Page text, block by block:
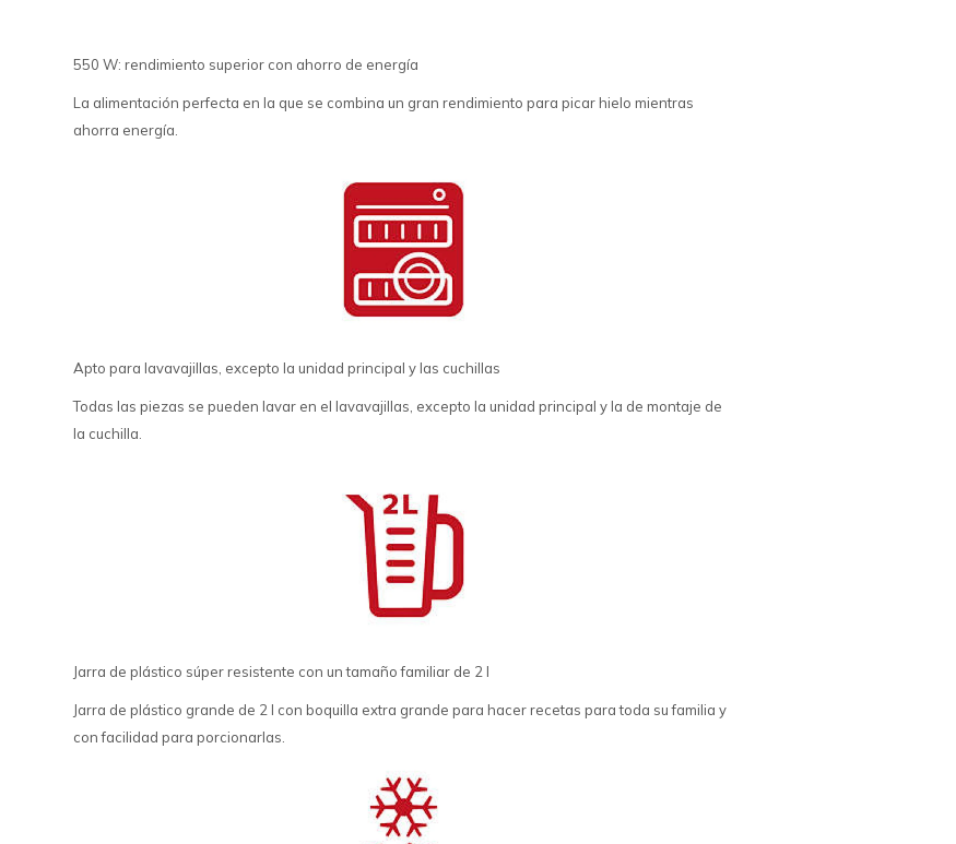
550 W: rendimiento superior con ahorro de energía
La alimentación perfecta en la que se combina un gran rendimiento para picar hielo mientras
ahorra energía.
Apto para lavavajillas, excepto la unidad principal y las cuchillas
Todas las piezas se pueden lavar en el lavavajillas, excepto la unidad principal y la de montaje de
la cuchilla.
Jarra de plástico súper resistente con un tamaño familiar de 2 l
Jarra de plástico grande de 2 l con boquilla extra grande para hacer recetas para toda su familia y
con facilidad para porcionarlas.